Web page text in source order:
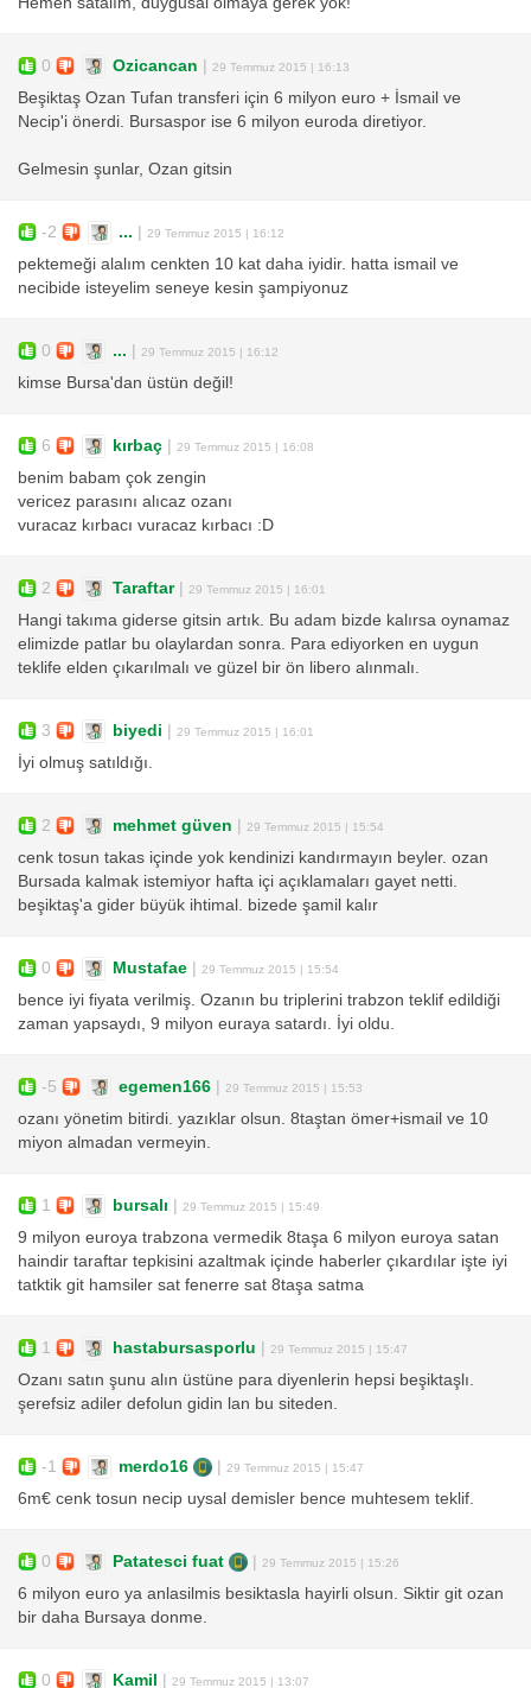
0 Ozicancan 29 Temmuz 2015 | 16:13
Beşiktaş Ozan Tufan transferi için 6 milyon euro + İsmail ve
Necip'i önerdi. Bursaspor ise 6 milyon euroda diretiyor.
Gelmesin şunlar, Ozan gitsin
-2 ... 29 Temmuz 2015 | 16:12
pektemeği alalım cenkten 10 kat daha iyidir. hatta ismail ve
necibide isteyelim seneye kesin şampiyonuz
0 ... 29 Temmuz 2015 | 16:12
kimse Bursa'dan üstün değil!
6 kırbaç 29 Temmuz 2015 | 16:08
benim babam çok zengin
vericez parasını alıcaz ozanı
vuracaz kırbacı vuracaz kırbacı :D
2 Taraftar| 29 Temmuz 2015 | 16:01
Hangi takıma giderse gitsin artık. Bu adam bizde kalırsa oynamaz
elimizde patlar bu olaylardan sonra. Para ediyorken en uygun
teklife elden çıkarılmalı ve güzel bir ön libero alınmalı.
3 biyedi 29 Temmuz 2015 | 16:01
İyi olmuş satıldığı.
2 mehmet güven 29 Temmuz 2015 | 15:54
cenk tosun takas içinde yok kendinizi kandırmayın beyler. ozan
Bursada kalmak istemiyor hafta içi açıklamaları gayet netti.
beşiktaş'a gider büyük ihtimal. bizede şamil kalır
0 Mustafae 29 Temmuz 2015 | 15:54
bence iyi fiyata verilmiş. Ozanın bu triplerini trabzon teklif edildiği
zaman yapsaydı, 9 milyon euraya satardı. İyi oldu.
-5 egemen166 29 Temmuz 2015 | 15:53
ozanı yönetim bitirdi. yazıklar olsun. 8taştan ömer+ismail ve 10
miyon almadan vermeyin.
1 bursalı 29 Temmuz 2015 | 15:49
9 milyon euroya trabzona vermedik 8taşa 6 milyon euroya satan
haindir taraftar tepkisini azaltmak içinde haberler çıkardılar işte iyi
tatktik git hamsiler sat fenerre sat 8taşa satma
1 hastabursasporlu 29 Temmuz 2015 | 15:47
Ozanı satın şunu alın üstüne para diyenlerin hepsi beşiktaşlı.
şerefsiz adiler defolun gidin lan bu siteden.
-1 merdo16 29 Temmuz 2015 | 15:47
6m€ cenk tosun necip uysal demisler bence muhtesem teklif.
0 Patatesci fuat 29 Temmuz 2015 | 15:26
6 milyon euro ya anlasilmis besiktasla hayirli olsun. Siktir git ozan
bir daha Bursaya donme.
0 Kamil 29 Temmuz 2015 | 13:07